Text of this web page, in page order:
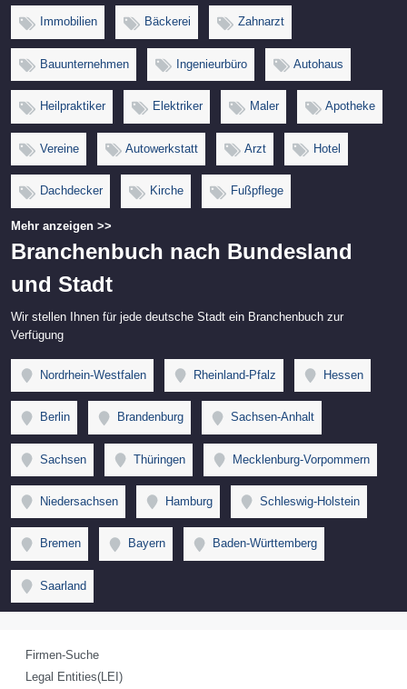
Immobilien Bäckerei Zahnarzt
Bauunternehmen Ingenieurbüro Autohaus
Heilpraktiker Elektriker Maler Apotheke
Vereine Autowerkstatt Arzt Hotel
Dachdecker Kirche Fußpflege
Mehr anzeigen >>
Branchenbuch nach Bundesland
und Stadt
Wir stellen Ihnen für jede deutsche Stadt ein Branchenbuch zur
Verfügung
Nordrhein-Westfalen Rheinland-Pfalz Hessen
Berlin Brandenburg Sachsen-Anhalt
Sachsen Thüringen Mecklenburg-Vorpommern
Niedersachsen Hamburg Schleswig-Holstein
Bremen Bayern Baden-Württemberg
Saarland
Firmen-Suche
Legal Entities(LEI)